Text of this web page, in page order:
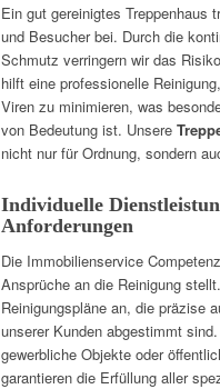
Ein gut gereinigtes Treppenhaus
und Besucher bei. Durch die
Schmutz verringern wir das
hilft eine professionelle
Viren zu minimieren, was
von Bedeutung ist. Unsere
nicht nur für Ordnung, sondern
Individuelle
Anforderungen
Die Immobilienservice
Ansprüche an die Reinigung
Reinigungspläne an, die präzise
unserer Kunden abgestimmt
gewerbliche Objekte oder
garantieren die Erfüllung aller